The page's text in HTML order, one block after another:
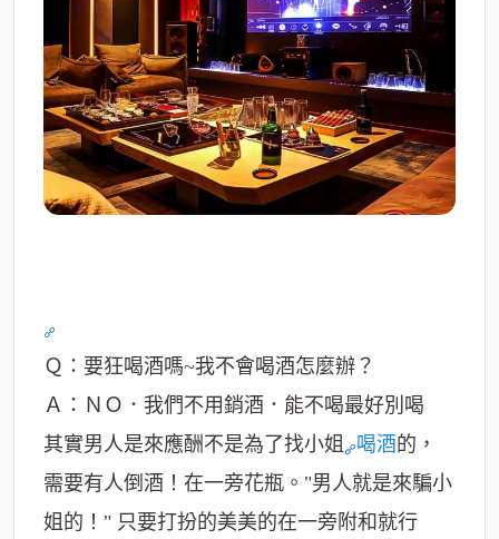
Ｑ：要狂喝酒嗎~我不會喝酒怎麼辦？
Ａ：ＮＯ．我們不用銷酒．能不喝最好別喝
其實男人是來應酬不是為了找小姐
喝酒的，
需要有人倒酒！在一旁花瓶。"男人就是來騙小
姐的！" 只要打扮的美美的在一旁附和就行